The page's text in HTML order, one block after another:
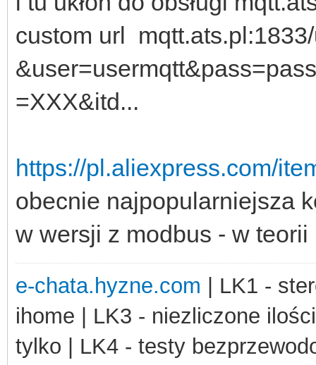
custom url
=XXX&itd...
https://pl.aliexpress.com/
obecnie najpopularniejsza
w wersji z modbus - w teorii
e-chata.hyzne.com | LK1 -
ihome | LK3 - niezliczone
tylko | LK4 - testy